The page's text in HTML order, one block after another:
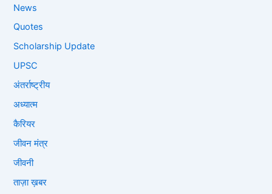
News
Quotes
Scholarship Update
UPSC
अंतर्राष्ट्रीय
अध्यात्म
कैरियर
जीवन मंत्र
जीवनी
ताज़ा ख़बर